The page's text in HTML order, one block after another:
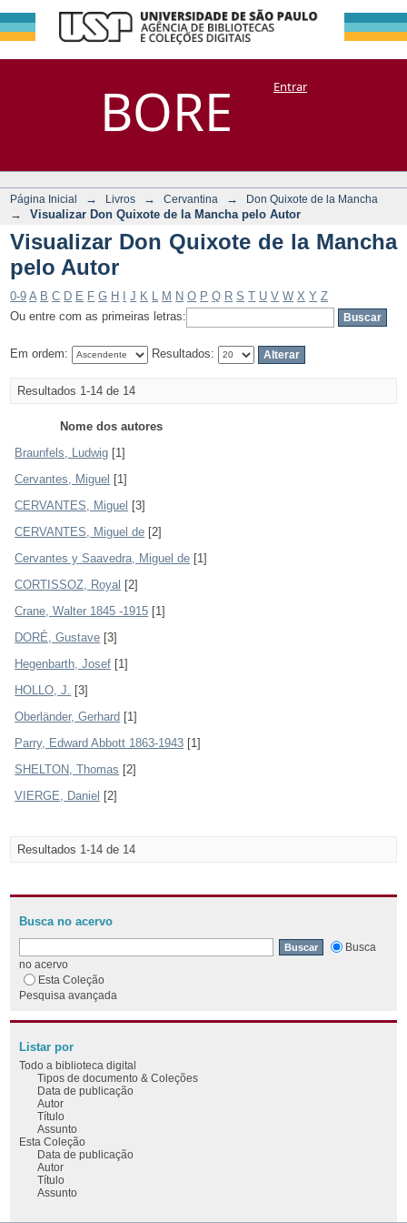
BORE
Visualizar Don
Quixote de la
Mancha pelo Autor
DSpace/Manakin + CoriscoEntrar
Página Inicial → Livros → Cervantina → Don Quixote de la Mancha
→ Visualizar Don Quixote de la Mancha pelo Autor
Visualizar Don Quixote de la Mancha
pelo Autor
0-9 A B C D E F G H J K M N O P Q R S T U V W X Y Z
Ou entre com as primeiras letras:
Em ordem: Resultados:
Resultados 1-14 de 14
Nome dos autores
Braunfels, Ludwig [1]
Cervantes, Miguel [1]
CERVANTES, Miguel [3]
CERVANTES, Miguel de [2]
Cervantes y Saavedra, Miguel de [1]
CORTISSOZ, Royal [2]
Crane, Walter 1845 -1915 [1]
DORÉ, Gustave [3]
Hegenbarth, Josef [1]
HOLLO, J.
[3]
Oberländer, Gerhard [1]
Parry, Edward Abbott 1863-1943 [1]
SHELTON, Thomas [2]
VIERGE, Daniel [2]
Resultados 1-14 de 14
Busca no acervo
Busca
no acervo
Esta Coleção
Pesquisa avançada
Listar por
Todo a biblioteca digital
Tipos de documento & Coleções
Data de publicação
Autor
Título
Assunto
Esta Coleção
Data de publicação
Autor
Título
Assunto